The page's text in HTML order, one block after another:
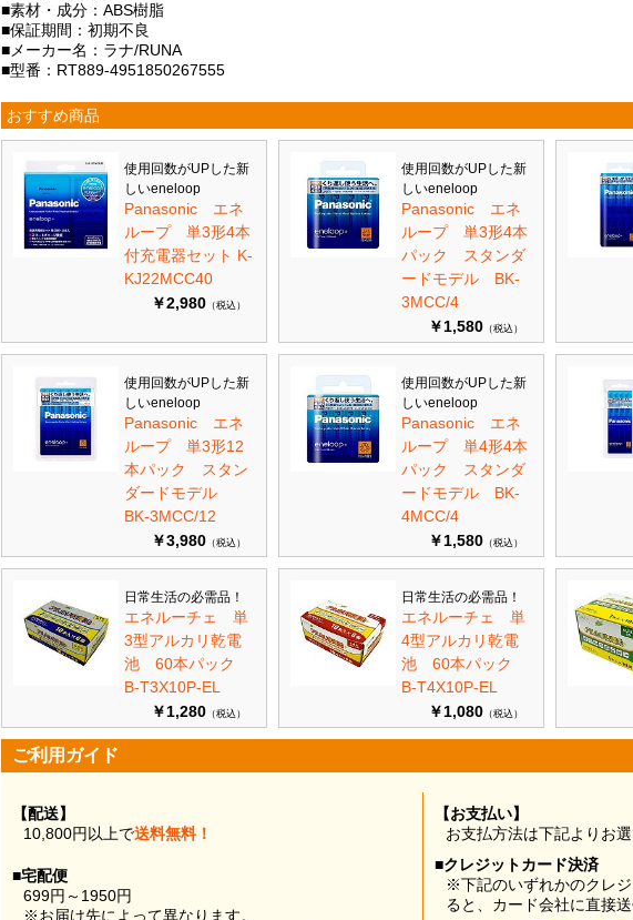
■素材・成分：ABS樹脂
■保証期間：初期不良
■メーカー名：ラナ/RUNA
■型番：RT889-4951850267555
おすすめ商品
使用回数がUPした新
しいeneloop
Panasonic エネ
ループ 単3形4本
付充電器セット K-
KJ22MCC40
￥2,980 （税込）
使用回数がUPした新
しいeneloop
Panasonic エネ
ループ 単3形4本
パック スタンダ
ードモデル BK-
3MCC/4
￥1,580 （税込）
使用回数がUPした新
しいeneloop
Panasonic エネ
ループ 単3形12
本パック スタン
ダードモデル
BK-3MCC/12
￥3,980 （税込）
使用回数がUPした新
しいeneloop
Panasonic エネ
ループ 単4形4本
パック スタンダ
ードモデル BK-
4MCC/4
￥1,580 （税込）
日常生活の必需品！
エネルーチェ 単
3型アルカリ乾電
池 60本パック
B-T3X10P-EL
￥1,280 （税込）
日常生活の必需品！
エネルーチェ 単
4型アルカリ乾電
池 60本パック
B-T4X10P-EL
￥1,080 （税込）
ご利用ガイド
【配送】
10,800円以上で送料無料！
■宅配便
699円～1950円
※お届け先によって異なります。
【お支払い】
お支払方法は下記よりお選
■クレジットカード決済
※下記のいずれかのクレ
ると、カード会社に直接